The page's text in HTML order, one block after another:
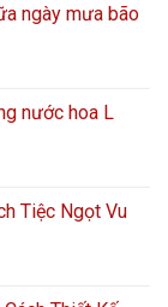
ngày mưa bão
nước hoa L
Tiệc Ngọt Vu